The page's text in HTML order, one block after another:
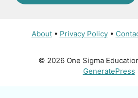
About• Privacy Policy•
© 2026 One Sigma
GeneratePress